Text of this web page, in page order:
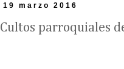
19 marzo 2016
Cultos parroquiales